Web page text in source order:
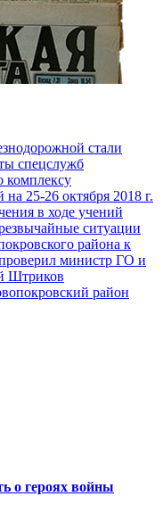
стали
спецслужб
комплексу
25-26 октября 2018 г.
в ходе учений
ситуации
района к
министр ГО и
Штриков
район
о героях войны